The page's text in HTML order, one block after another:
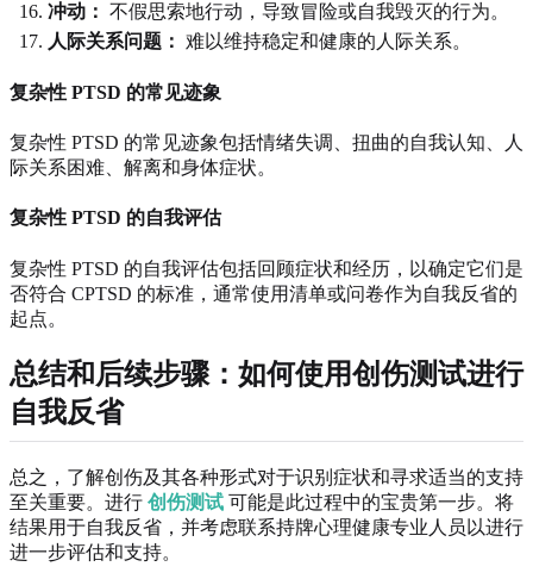
冲动： 不假思索地行动，导致冒险或自我毁灭的行为。
人际关系问题： 难以维持稳定和健康的人际关系。
复杂性 PTSD 的常见迹象
复杂性 PTSD 的常见迹象包括情绪失调、扭曲的自我认知、人
际关系困难、解离和身体症状。
复杂性 PTSD 的自我评估
复杂性 PTSD 的自我评估包括回顾症状和经历，以确定它们是
否符合 CPTSD 的标准，通常使用清单或问卷作为自我反省的
起点。
总结和后续步骤：如何使用创伤测试进行
自我反省
总之，了解创伤及其各种形式对于识别症状和寻求适当的支持
至关重要。进行 创伤测试 可能是此过程中的宝贵第一步。将
结果用于自我反省，并考虑联系持牌心理健康专业人员以进行
进一步评估和支持。